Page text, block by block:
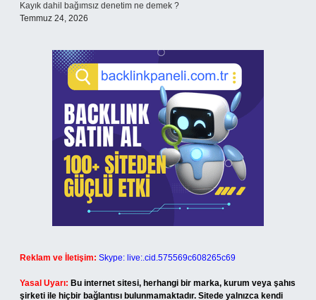
Kayık dahil bağımsız denetim ne demek ?
Temmuz 24, 2026
Reklam ve İletişim: Skype: live:.cid.575569c608265c69
Yasal Uyarı: Bu internet sitesi, herhangi bir marka, kurum veya şahıs
şirketi ile hiçbir bağlantısı bulunmamaktadır. Sitede yalnızca kendi